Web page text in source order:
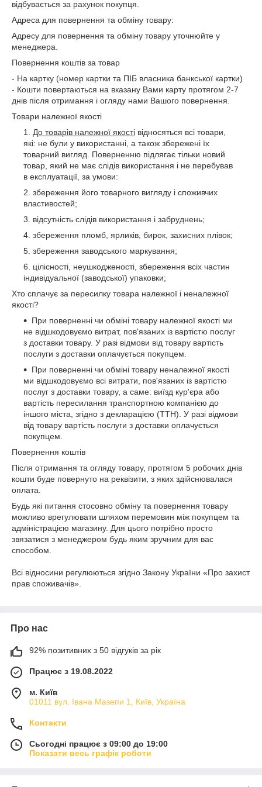
відбувається за рахунок покупця.
Адреса для повернення та обміну товару:
Адресу для повернення та обміну товару уточнюйте у
менеджера.
Повернення коштів за товар
- На картку (номер картки та ПІБ власника банкської картки)
- Кошти повертаються на вказану Вами карту протягом 2-7
днів після отримання і огляду нами Вашого повернення.
Товари належної якості
До товарів належної якості відносяться всі товари,
які: не були у використанні, а також збережені їх
товарний вигляд. Поверненню підлягає тільки новий
товар, який не має слідів використання і не перебував
в експлуатації, за умови:
збереження його товарного вигляду і споживчих
властивостей;
відсутність слідів використання і забруднень;
збереження пломб, ярликів, бирок, захисних плівок;
збереження заводського маркування;
цілісності, неушкодженості, збереження всіх частин
індивідуальної (заводської) упаковки;
Хто сплачує за пересилку товара належної і неналежної
якості?
При поверненні чи обміні товару належної якості ми
не відшкодовуємо витрат, пов'язаних із вартістю послуг
з доставки товару. У разі відмови від товару вартість
послуги з доставки оплачується покупцем.
При поверненні чи обміні товару неналежної якості
ми відшкодовуємо всі витрати, пов'язаних із вартістю
послуг з доставки товару, а саме: виїзд кур'єра або
вартість пересилання транспортною компанією до
іншого міста, згідно з декларацією (ТТН). У разі відмови
від товару вартість послуги з доставки оплачується
покупцем.
Повернення коштів
Після отримання та огляду товару, протягом 5 робочих днів
кошти буде повернуто на реквізити, з яких здійснювалася
оплата.
Будь які питання стосовно обміну та повернення товару
можливо врегулювати шляхом перемовин між покупцем та
адміністрацією магазину. Для цього потрібно просто
звязатися з менеджером будь яким зручним для вас
способом.
Всі відносини регулюються згідно Закону України «Про захист
прав споживачів».
Про нас
92% позитивних з 50 відгуків за рік
Працює з 19.08.2022
м. Київ
01011 вул. Івана Мазепи 1, Київ, Україна
Контакти
Сьогодні працює з 09:00 до 19:00
Показати весь графік роботи